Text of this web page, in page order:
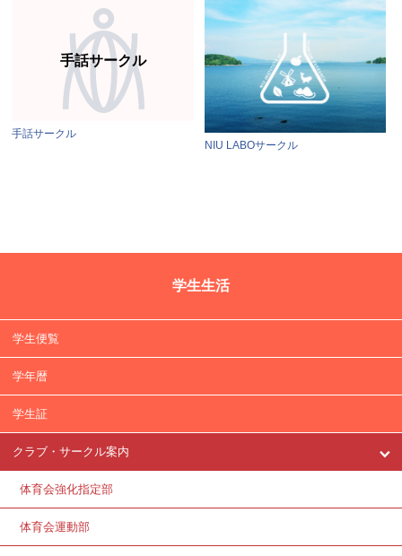
手話サークル
手話サークル
NIU LABOサークル
学生生活
学生便覧
学年暦
学生証
クラブ・サークル案内
体育会強化指定部
体育会運動部